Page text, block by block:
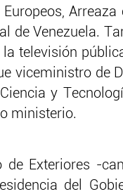
de Venezuela.
televisión
viceministro de
y
ministerio.
de Exteriores -
del